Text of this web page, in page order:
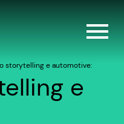
storytelling e automotive:
e